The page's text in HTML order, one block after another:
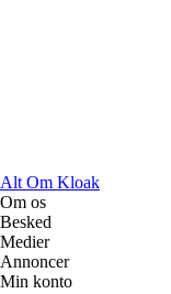
Alt Om Kloak
Om os
Besked
Medier
Annoncer
Min konto